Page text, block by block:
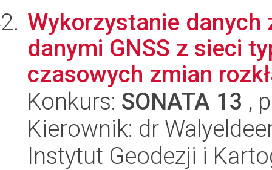
Wykorzystanie danych
danymi GNSS z sieci
czasowych zmian
Konkurs: SONATA 13 ,
Kierownik: dr
Instytut Geodezji i